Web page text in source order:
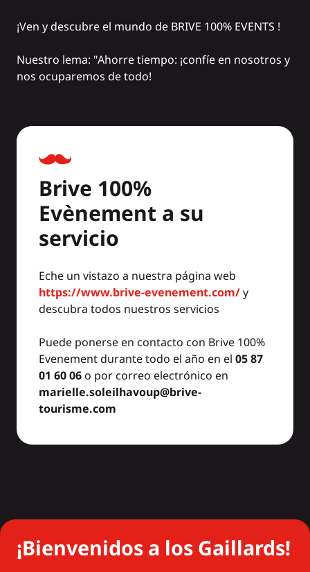
¡Ven y descubre el mundo de BRIVE 100% EVENTS !
Nuestro lema: "Ahorre tiempo: ¡confíe en nosotros y
nos ocuparemos de todo!
Brive 100%
Evènement a su
servicio
Eche un vistazo a nuestra página web
https://www.brive-evenement.com/y
descubra todos nuestros servicios
Puede ponerse en contacto con Brive 100%
Evenement durante todo el año en el 05 87
01 60 06 o por correo electrónico en
marielle.soleilhavoup@brive-
tourisme.com
¡Bienvenidos a los Gaillards!